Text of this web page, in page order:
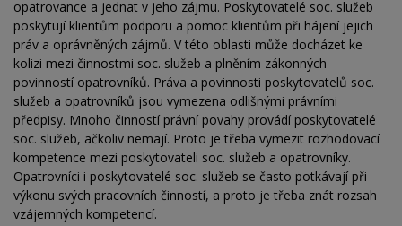
opatrovance a jednat v jeho zájmu. Poskytovatelé soc. služeb
poskytují klientům podporu a pomoc klientům při hájení jejich
práv a oprávněných zájmů. V této oblasti může docházet ke
kolizi mezi činnostmi soc. služeb a plněním zákonných
povinností opatrovníků. Práva a povinnosti poskytovatelů soc.
služeb a opatrovníků jsou vymezena odlišnými právními
předpisy. Mnoho činností právní povahy provádí poskytovatelé
soc. služeb, ačkoliv nemají. Proto je třeba vymezit rozhodovací
kompetence mezi poskytovateli soc. služeb a opatrovníky.
Opatrovníci i poskytovatelé soc. služeb se často potkávají při
výkonu svých pracovních činností, a proto je třeba znát rozsah
vzájemných kompetencí.